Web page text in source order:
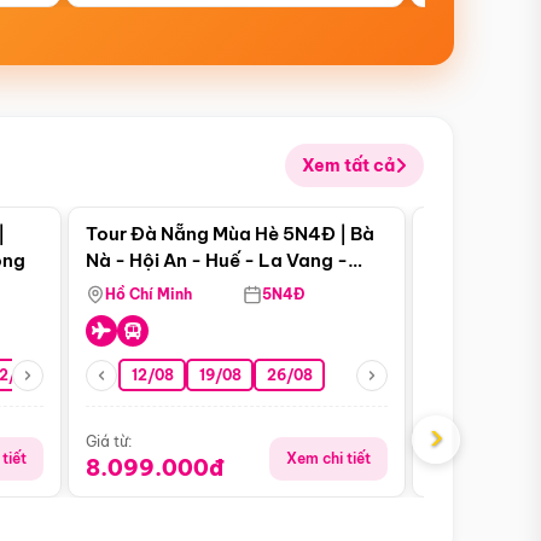
Xem tất cả
08 26/08 05/09 09/09 12/09
tiết
Điểm nổi bật
Tour Đà Nẵng Mùa Hè 5N4Đ | Bà
Nà - Hội An - Huế - La Vang -
Động Thiên Đường
Hồ Chí Minh 5N4Đ
12/08 19/08 26/08
Giá từ:
8.099.000đ Xem chi tiết
Giá từ:
›